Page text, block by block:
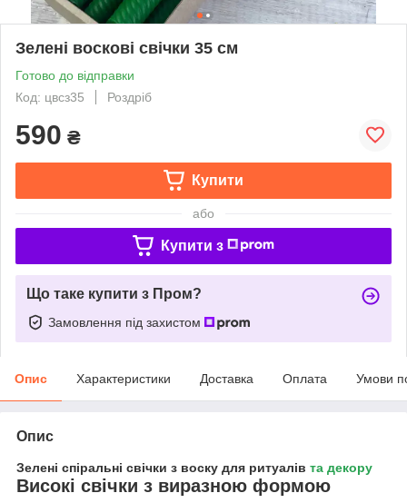
Зелені воскові свічки 35 см
Готово до відправки
Код: цвсз35
Роздріб
590 ₴
Купити
або
Купити з
Що таке купити з Пром?
Замовлення під захистом
Опис Характеристики Доставка Оплата Умови
Опис
Зелені спіральні свічки з воску для ритуалів та декору
Високі свічки з виразною формою